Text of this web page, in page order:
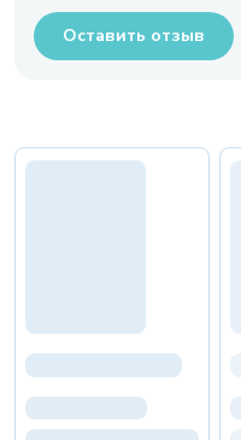
Оставить отзыв